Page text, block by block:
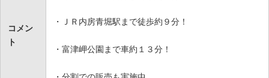
コメン
ト
・ＪＲ内房青堀駅まで徒歩約９分！
・富津岬公園まで車約１３分！